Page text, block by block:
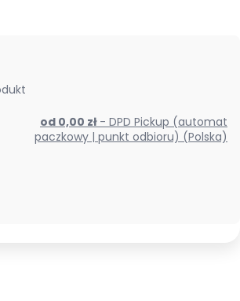
od 0,00 zł - DPD Pickup (automat
paczkowy | punkt odbioru) (Polska)